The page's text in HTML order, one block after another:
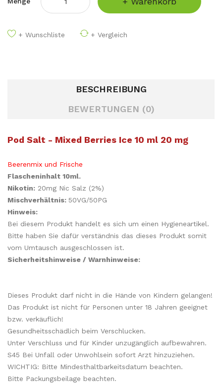
+ Wunschliste + Vergleich
BESCHREIBUNG
BEWERTUNGEN (0)
Pod Salt - Mixed Berries Ice 10 ml 20 mg
Beerenmix und Frische
Flascheninhalt 10ml.
Nikotin: 20mg Nic Salz (2%)
Mischverhältnis: 50VG/50PG
Hinweis:
Bei diesem Produkt handelt es sich um einen Hygieneartikel.
Bitte haben Sie dafür verständnis das dieses Produkt somit
vom Umtausch ausgeschlossen ist.
Sicherheitshinweise / Warnhinweise:
Dieses Produkt darf nicht in die Hände von Kindern gelangen!
Das Produkt ist nicht für Personen unter 18 Jahren geeignet
bzw. verkäuflich!
Gesundheitsschädlich beim Verschlucken.
Unter Verschluss und für Kinder unzugänglich aufbewahren.
S45 Bei Unfall oder Unwohlsein sofort Arzt hinzuziehen.
WICHTIG: Bitte Mindesthaltbarkeitsdatum beachten.
Bitte Packungsbeilage beachten.